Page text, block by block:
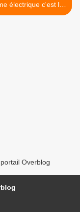
électrique c'est lui
! >
Overblog